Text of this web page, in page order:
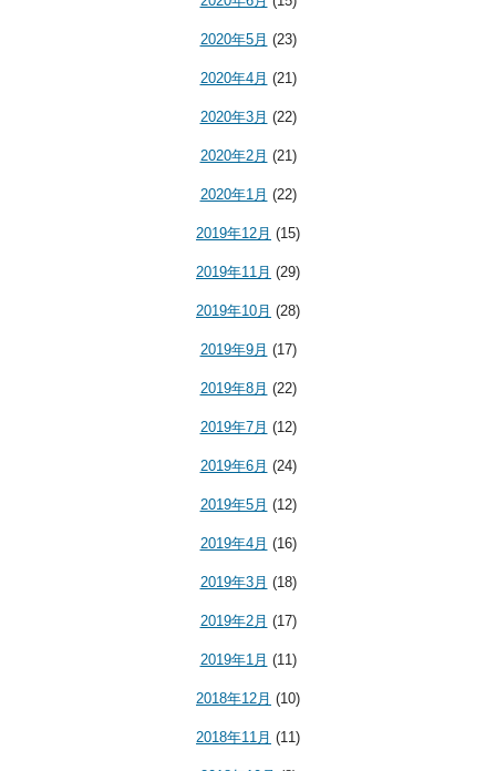
2020年5月 (23)
2020年4月 (21)
2020年3月 (22)
2020年2月 (21)
2020年1月 (22)
2019年12月 (15)
2019年11月 (29)
2019年10月 (28)
2019年9月 (17)
2019年8月 (22)
2019年7月 (12)
2019年6月 (24)
2019年5月 (12)
2019年4月 (16)
2019年3月 (18)
2019年2月 (17)
2019年1月 (11)
2018年12月 (10)
2018年11月 (11)